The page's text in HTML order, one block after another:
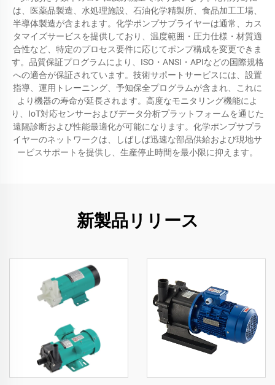
は、医薬品製造、水処理施設、石油化学精製所、食品加工工場、
半導体製造が含まれます。化学ポンプサプライヤーは通常、カス
タマイズサービスを提供しており、温度範囲・圧力仕様・材質適
合性など、特定のプロセス要件に応じてポンプ構成を変更できま
す。品質保証プログラムにより、ISO・ANSI・APIなどの国際規格
への適合が保証されています。技術サポートサービスには、設置
指導、運用トレーニング、予知保全プログラムが含まれ、これに
より機器の寿命が延長されます。高度なモニタリング機能によ
り、IoT対応センサーおよびデータ分析プラットフォームを通じた
遠隔診断および性能最適化が可能になります。化学ポンプサプラ
イヤーのネットワークは、しばしば迅速な部品供給および現地サ
ービスサポートを提供し、生産停止時間を最小限に抑えます。
新製品リリース